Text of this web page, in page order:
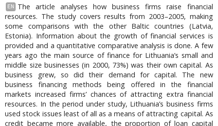
EN
The article analyses how business firms raise financial
resources. The study covers results from 2003–2005, making
some comparisons with the other Baltic countries (Latvia,
Estonia). Information about the growth of financial services is
provided and a quantitative comparative analysis is done. A few
years ago the main source of finance for Lithuania’s small and
middle size businesses (in 2000, 73%) was their own capital. As
business grew, so did their demand for capital. The new
business financing methods being offered in the financial
markets increased firms’ chances of attracting extra financial
resources. In the period under study, Lithuania’s business firms
used stock issues least of all as a means of attracting capital. As
credit became more available, the proportion of loan capital